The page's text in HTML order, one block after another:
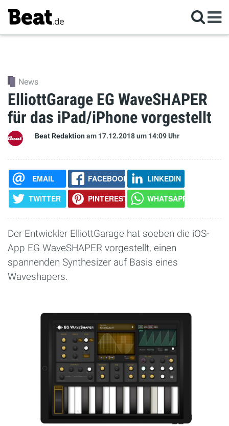
News
ElliottGarage EG WaveSHAPER
für das iPad/iPhone vorgestellt
Beat Redaktionam 17.12.2018um 14:09 Uhr
EMAIL FACEBOOK
LINKEDIN
TWITTER
PINTEREST WHATSAPP
Der Entwickler ElliottGarage hat soeben die iOS-
App EG WaveSHAPER vorgestellt, einen
spannenden Synthesizer auf Basis eines
Waveshapers.